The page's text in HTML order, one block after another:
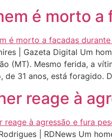
é morto
| Gazeta Digital Um
(MT). Mesmo ferida, a
de 31 anos, está foragido.
reage à
| RDNews Um